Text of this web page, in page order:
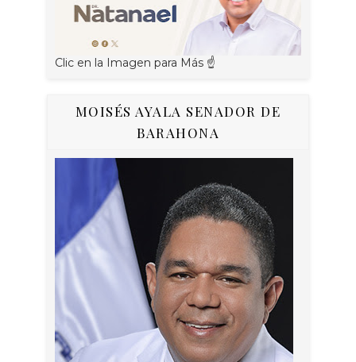
Clic en la Imagen para Más ☝
MOISÉS AYALA SENADOR DE
BARAHONA